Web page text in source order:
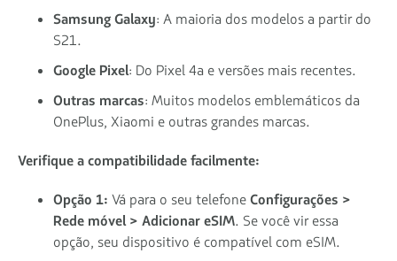
Samsung Galaxy: A maioria dos modelos a partir do
S21.
Google Pixel: Do Pixel 4a e versões mais recentes.
Outras marcas: Muitos modelos emblemáticos da
OnePlus, Xiaomi e outras grandes marcas.
Verifique a compatibilidade facilmente:
Opção 1: Vá para o seu telefoneConfigurações >
Rede móvel > Adicionar eSIM. Se você vir essa
opção, seu dispositivo é compatível com eSIM.